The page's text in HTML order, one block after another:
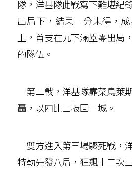
隊，洋基隊此戰寫下難堪紀
出局下，結果一分未得，
上，首支在九下滿壘零出局
的隊伍。
第二戰，洋基隊靠菜鳥萊
轟，以四比三扳回一城。
雙方進入第三場驟死戰，
特勒先發八局，狂飆十二次